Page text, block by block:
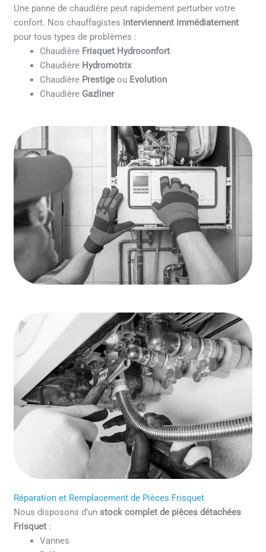
Une panne de chaudière peut rapidement perturber votre
confort. Nos chauffagistes interviennent immédiatement
pour tous types de problèmes :
Chaudière Frisquet Hydroconfort
Chaudière Hydromotrix
Chaudière Prestige ou Evolution
Chaudière Gazliner
Réparation et Remplacement de Pièces Frisquet
Nous disposons d’unstock complet de pièces détachées
Frisquet :
Vannes